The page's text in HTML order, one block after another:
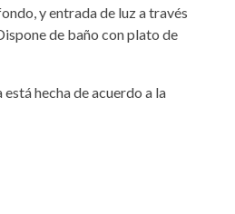
y entrada de luz a través
de baño con plato de
hecha de acuerdo a la